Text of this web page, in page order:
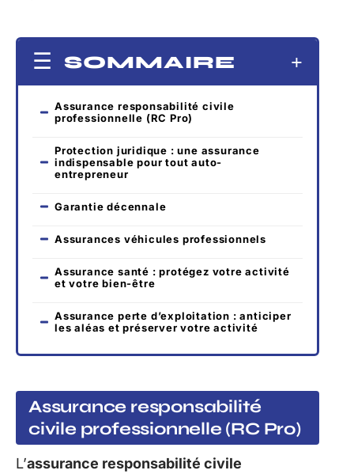
SOMMAIRE
Assurance responsabilité civile
professionnelle (RC Pro)
Protection juridique : une assurance
indispensable pour tout auto-
entrepreneur
Garantie décennale
Assurances véhicules professionnels
Assurance santé : protégez votre activité
et votre bien-être
Assurance perte d’exploitation : anticiper
les aléas et préserver votre activité
Assurance responsabilité
civile professionnelle (RC Pro)
L’assurance responsabilité civile